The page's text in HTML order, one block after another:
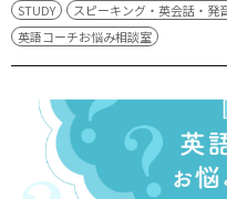
STUDY
スピーキング・英会話・発
英語コーチお悩み相談室